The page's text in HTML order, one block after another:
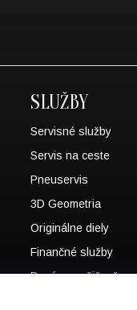
SLUŽBY
Servisné služby
Servis na ceste
Pneuservis
3D Geometria
Originálne diely
Finančné služby
Bazár a požičovňa